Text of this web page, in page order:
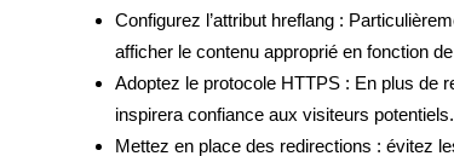
Configurez l’attribut hreflang :
afficher le contenu approprié en fonction
Adoptez le protocole HTTPS : En plus de
inspirera confiance aux visiteurs potentiels.
Mettez en place des redirections : évitez